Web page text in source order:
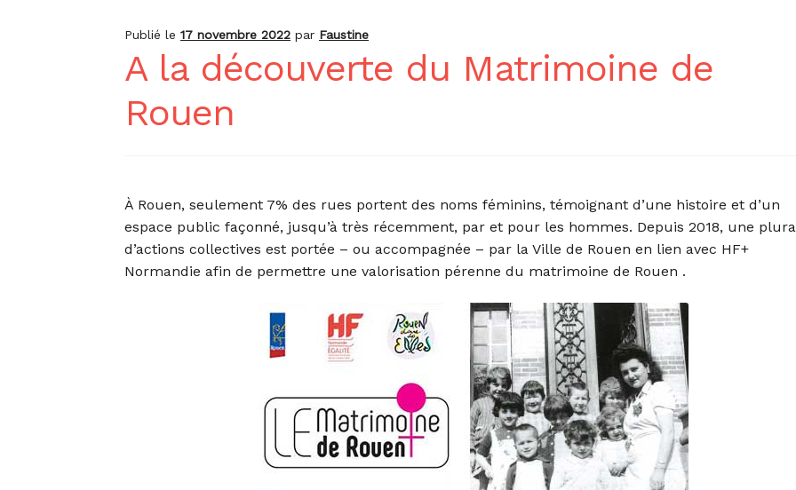
Publié le17 novembre 2022 par Faustine
A la découverte du Matrimoine de
Rouen
À Rouen, seulement 7% des rues portent des noms féminins, témoignant d’une histoire et d’un
espace public façonné, jusqu’à très récemment, par et pour les hommes. Depuis 2018, une
d’actions collectives est portée – ou accompagnée – par la Ville de Rouen en lien avec HF+
Normandie afin de permettre une valorisation pérenne du matrimoine de Rouen .